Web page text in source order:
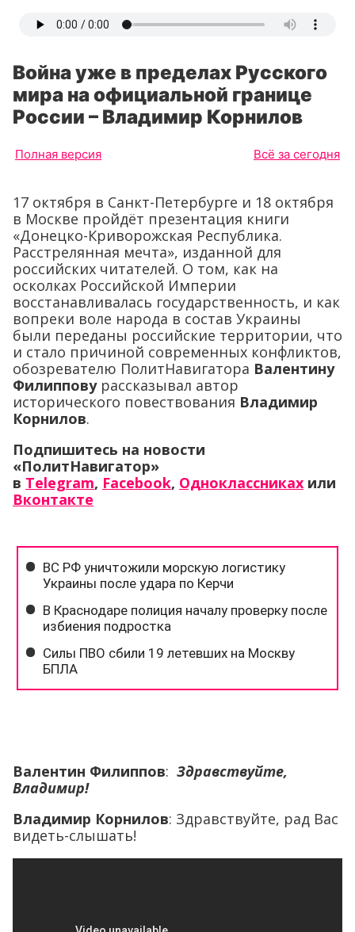
Война уже в пределах Русского
мира на официальной границе
России – Владимир Корнилов
Полная версия Всё за сегодня
17 октября в Санкт-Петербурге и 18 октября
в Москве пройдёт презентация книги
«Донецко-Криворожская Республика.
Расстрелянная мечта», изданной для
российских читателей. О том, как на
осколках Российской Империи
восстанавливалась государственность, и как
вопреки воле народа в состав Украины
были переданы российские территории, что
и стало причиной современных конфликтов,
обозревателю ПолитНавигатора Валентину
Филипповурассказывал автор
исторического повествования Владимир
Корнилов.
Подпишитесь на новости
«ПолитНавигатор»
в Telegram, Facebook, Одноклассниках или
Вконтакте
Валентин Филиппов: Здравствуйте,
Владимир!
Владимир Корнилов: Здравствуйте, рад Вас
видеть-слышать!